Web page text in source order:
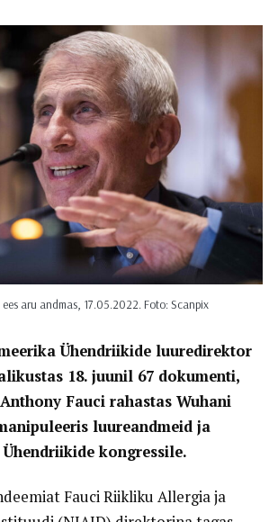
aru andmas, 17.05.2022. Foto: Scanpix
Ühendriikide luuredirektor
18. juunil 67 dokumenti,
Fauci rahastas Wuhani
luureandmeid ja
kongressile.
Fauci Riikliku Allergia ja